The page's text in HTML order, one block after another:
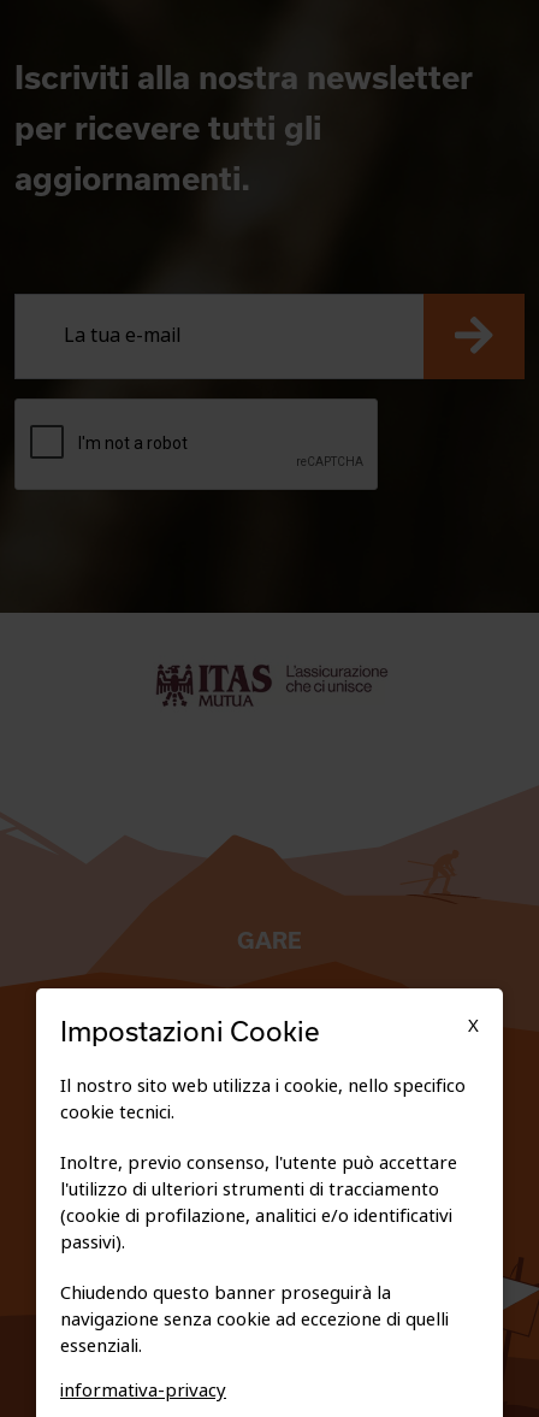
Iscriviti alla nostra newsletter
per ricevere tutti gli
aggiornamenti.
GARE
PRIVACY E COOKIE POLICY
X
Impostazioni Cookie
Il nostro sito web utilizza i cookie, nello specifico
cookie tecnici.
Inoltre, previo consenso, l'utente può accettare
l'utilizzo di ulteriori strumenti di tracciamento
(cookie di profilazione, analitici e/o identificativi
passivi).
Chiudendo questo banner proseguirà la
navigazione senza cookie ad eccezione di quelli
essenziali.
informativa-privacy